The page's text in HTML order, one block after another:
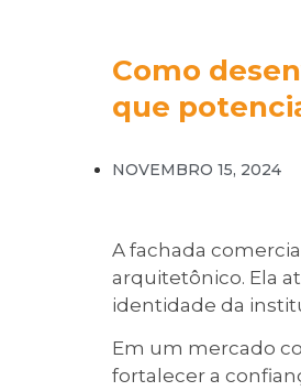
Como
que
NOVEMBRO 15, 2024
A fachada
arquitetônico. Ela
identidade da
Em um mercado
fortalecer a